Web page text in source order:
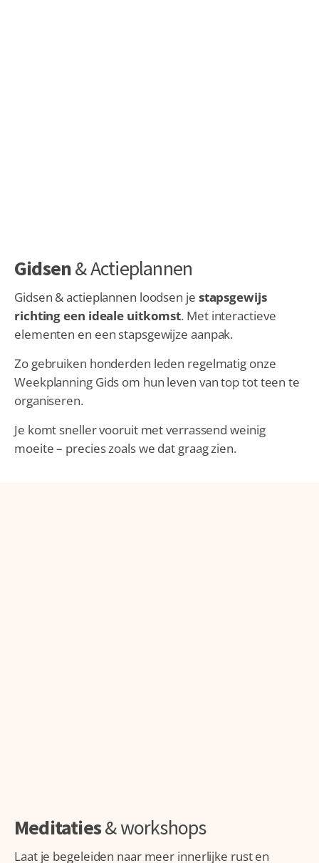
Gidsen& Actieplannen
Gidsen & actieplannen loodsen je stapsgewijs
richting een ideale uitkomst. Met interactieve
elementen en een stapsgewijze aanpak.
Zo gebruiken honderden leden regelmatig onze
Weekplanning Gids om hun leven van top tot teen te
organiseren.
Je komt sneller vooruit met verrassend weinig
moeite – precies zoals we dat graag zien.
Meditaties& workshops
Laat je begeleiden naar meer innerlijke rust en